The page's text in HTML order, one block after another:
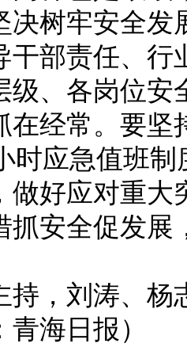
决树牢安全
干部责任、
级、各岗位
在经常。要
时应急值班
做好应对重
抓安全促发
，刘涛、杨
海日报）